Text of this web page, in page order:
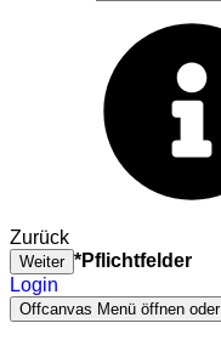
Zurück
Weiter *Pflichtfelder
Login
Offcanvas Menü öffnen